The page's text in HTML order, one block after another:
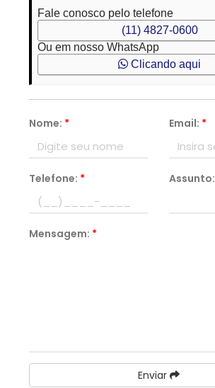
Fale conosco pelo telefone
(11) 4827-0600
Ou em nosso WhatsApp
Clicando aqui
Nome: * Email: *
Telefone: * Assunto:
Mensagem: *
Enviar